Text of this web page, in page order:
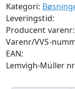
mm
antal
Kategori:
Leveringstid:
Producent varenr:
Varenr/VVS-
EAN:
Lemvigh-Müller